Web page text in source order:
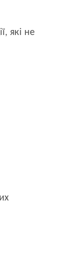
які не